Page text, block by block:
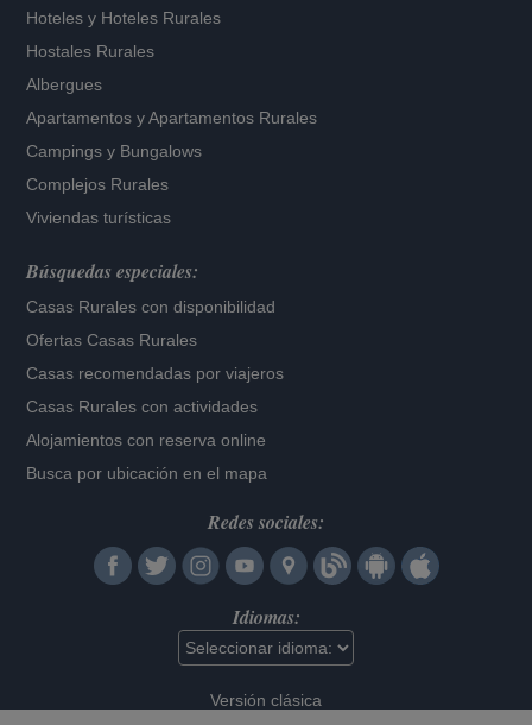
Hoteles y Hoteles Rurales
Hostales Rurales
Albergues
Apartamentos yApartamentos Rurales
Campings y Bungalows
Complejos Rurales
Viviendas turísticas
Búsquedas especiales:
Casas Rurales con disponibilidad
Ofertas Casas Rurales
Casas recomendadas por viajeros
Casas Rurales con actividades
Alojamientos con reserva online
Busca por ubicación en el mapa
Redes sociales:
Idiomas:
Versión clásica